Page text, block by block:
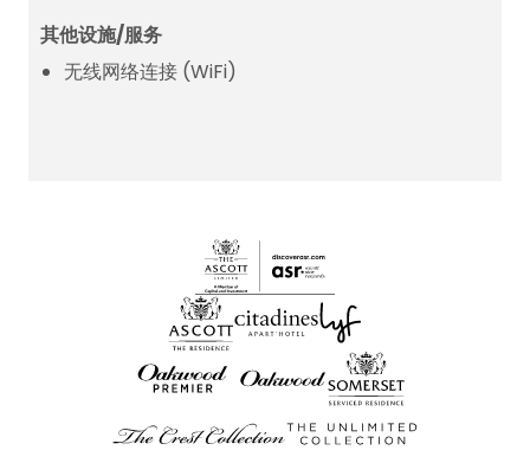
其他设施/服务
无线网络连接 (WiFi)